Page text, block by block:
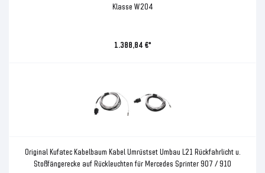
Klasse W204
1.388,84 €*
Original Kufatec Kabelbaum Kabel Umrüstset Umbau L21 Rückfahrlicht u.
Stoßfängerecke auf Rückleuchten für Mercedes Sprinter 907 / 910